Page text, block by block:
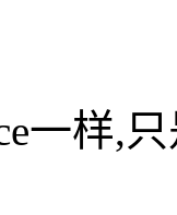
一样,